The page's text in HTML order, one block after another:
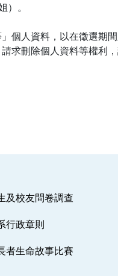
。
個人資料，以在徵選期
求刪除個人資料等權利
及校友問卷調查
行政章則
者生命故事比賽